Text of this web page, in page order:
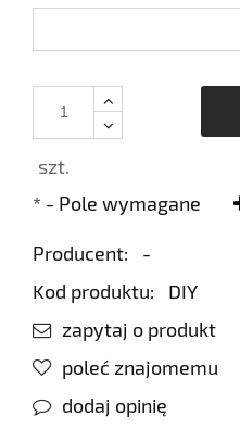
szt.
* - Pole wymagane
Producent:
-
Kod produktu:
DIY
zapytaj o produkt
poleć znajomemu
dodaj opinię